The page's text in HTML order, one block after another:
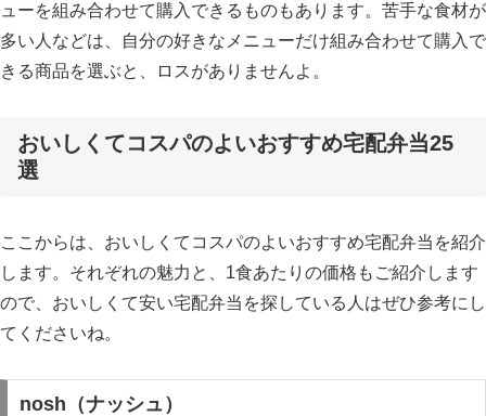
ューを組み合わせて購入できるものもあります。苦手な食材が
多い人などは、自分の好きなメニューだけ組み合わせて購入で
きる商品を選ぶと、ロスがありませんよ。
おいしくてコスパのよいおすすめ宅配弁当25
選
ここからは、おいしくてコスパのよいおすすめ宅配弁当を紹介
します。それぞれの魅力と、1食あたりの価格もご紹介します
ので、おいしくて安い宅配弁当を探している人はぜひ参考にし
てくださいね。
nosh（ナッシュ）